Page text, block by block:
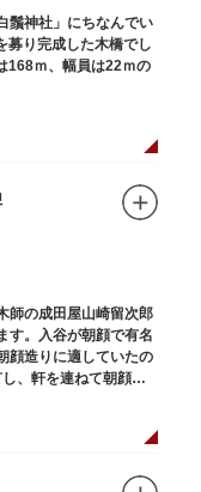
鬚神社」にちなんでい
募り完成した木橋でし
168ｍ、幅員は22ｍの
師の成田屋山崎留次郎
す。入谷が朝顔で有名
顔造りに適していたの
、軒を連ねて朝顔造